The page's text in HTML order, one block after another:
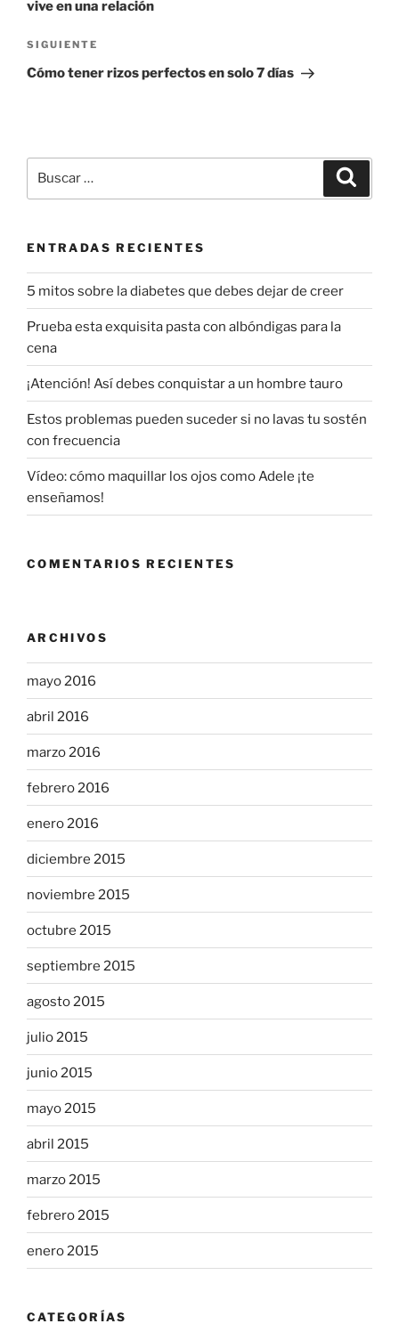
vive en una relación
Siguiente
entrada
SIGUIENTE
Cómo tener rizos perfectos en solo 7 días
por:
ENTRADAS RECIENTES
5 mitos sobre la diabetes que debes dejar de creer
Prueba esta exquisita pasta con albóndigas para la
cena
¡Atención! Así debes conquistar a un hombre tauro
Estos problemas pueden suceder si no lavas tu sostén
con frecuencia
Vídeo: cómo maquillar los ojos como Adele ¡te
enseñamos!
COMENTARIOS RECIENTES
ARCHIVOS
mayo 2016
abril 2016
marzo 2016
febrero 2016
enero 2016
diciembre 2015
noviembre 2015
octubre 2015
septiembre 2015
agosto 2015
julio 2015
junio 2015
mayo 2015
abril 2015
marzo 2015
febrero 2015
enero 2015
CATEGORÍAS